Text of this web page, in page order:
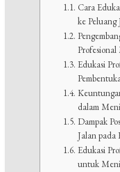
Cara
ke Peluang
Profesional
Edukasi
dalam
Dampak
Jalan pada
Edukasi
untuk